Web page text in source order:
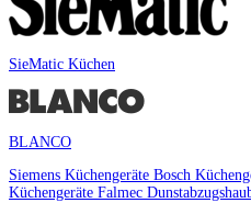
SieMatic Küchen
BLANCO
Siemens Küchengeräte Bosch
Küchengeräte Falmec